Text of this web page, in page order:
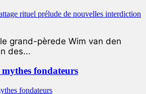
grand-pèrede Wim van den
des...
mythes fondateurs